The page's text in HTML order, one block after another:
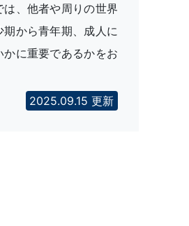
、他者や周りの世界
から青年期、成人に
に重要であるかをお
2025.09.15 更新